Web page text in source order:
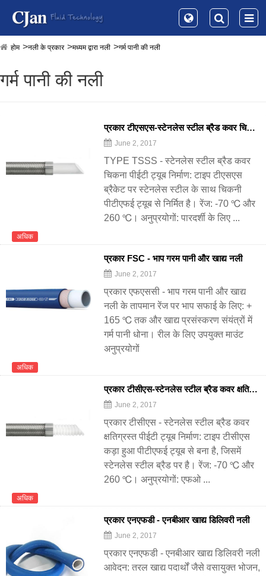
होम नली के प्रकार मध्यम द्वारा नली गर्म पानी की नली
गर्म पानी की नली
प्रकार टीएसएस-स्टेनलेस स्टील ब्रैड कवर चिकना पीईटी ट्यूब
June 2, 2017
TYPE TSSS - स्टेनलेस स्टील ब्रैड कवर
चिकना पीईटी ट्यूब निर्माण: टाइप टीएसएस
ब्रैकेट पर स्टेनलेस स्टील के साथ चिकनी
पीटीएफई ट्यूब से निर्मित है। रेंज: -70 ℃ और
260 ℃। अनुप्रयोगों: पारदर्शी के लिए ...
अधिक
प्रकार FSC - भाप गरम पानी और खाद्य नली
June 2, 2017
प्रकार एफएससी - भाप गरम पानी और खाद्य
नली के तापमान रेंज पर भाप सफाई के लिए: +
165 ℃ तक और खाद्य प्रसंस्करण संयंत्रों में
गर्म पानी धोना। रील के लिए उपयुक्त माउंट
अनुप्रयोगों
अधिक
प्रकार टीसीएस-स्टेनलेस स्टील ब्रैड कवर क्षतिग्रस्त पीईटी ट्यूब
June 2, 2017
प्रकार टीसीएस - स्टेनलेस स्टील ब्रैड कवर
क्षतिग्रस्त पीईटी ट्यूब निर्माण: टाइप टीसीएस
कड़ा हुआ पीटीएफई ट्यूब से बना है, जिसमें
स्टेनलेस स्टील ब्रैड पर है। रेंज: -70 ℃ और
260 ℃। अनुप्रयोगों: एफओ ...
अधिक
प्रकार एनएफडी - एनबीआर खाद्य डिलिवरी नली
June 2, 2017
प्रकार एनएफडी - एनबीआर खाद्य डिलिवरी नली
आवेदन: तरल खाद्य पदार्थों जैसे वसायुक्त भोजन,